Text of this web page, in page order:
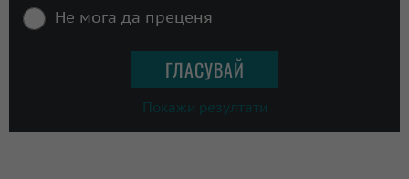
Не мога да преценя
Покажи резултати